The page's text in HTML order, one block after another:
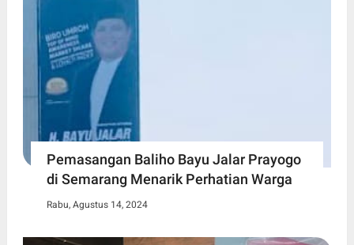
Pemasangan Baliho Bayu Jalar Prayogo
di Semarang Menarik Perhatian Warga
Rabu, Agustus 14, 2024